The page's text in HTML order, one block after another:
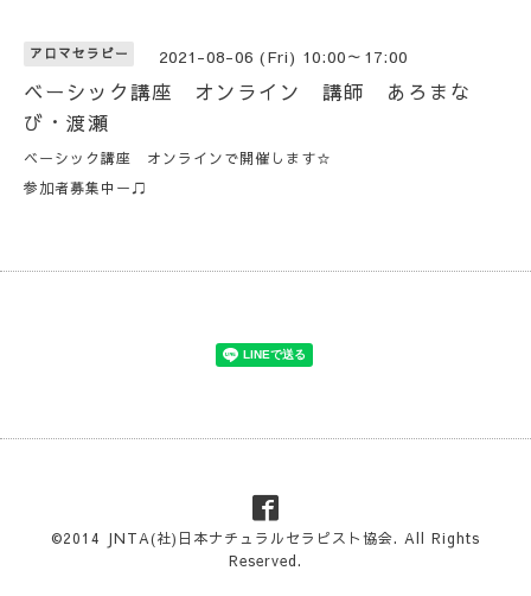
アロマセラピー 2021-08-06 (Fri) 10:00～17:00
ベーシック講座 オンライン 講師 あろまな
び・渡瀬
ベーシック講座 オンラインで開催します☆
参加者募集中ー♫
©2014 JNTA(社)日本ナチュラルセラピスト協会. All Rights
Reserved.